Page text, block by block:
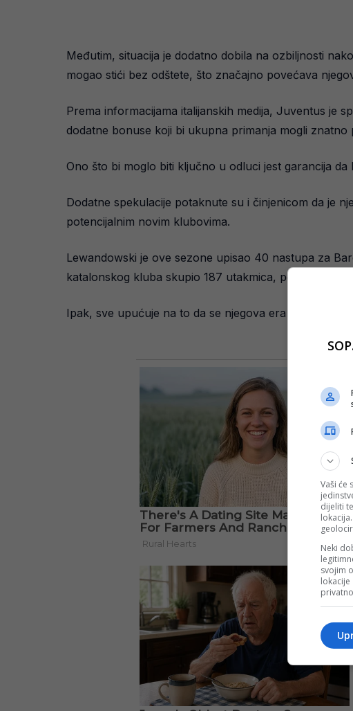
Međutim, situacija je dodatno dobila na ozbiljnosti
mogao stići bez odštete, što značajno povećava
Prema informacijama italijanskih medija, Juventus je
dodatne bonuse koji bi ukupna primanja mogli znatno
Ono što bi moglo biti ključno u odluci jest garancija
Dodatne spekulacije potaknute su i činjenicom da je
potencijalnim novim klubovima.
Lewandowski je ove sezone upisao 40 nastupa za
katalonskog kluba skupio 187 utakmica, postigao 118
Ipak, sve upućuje na to da se njegova era u
Vaši će
dijeliti
Neki
svojim